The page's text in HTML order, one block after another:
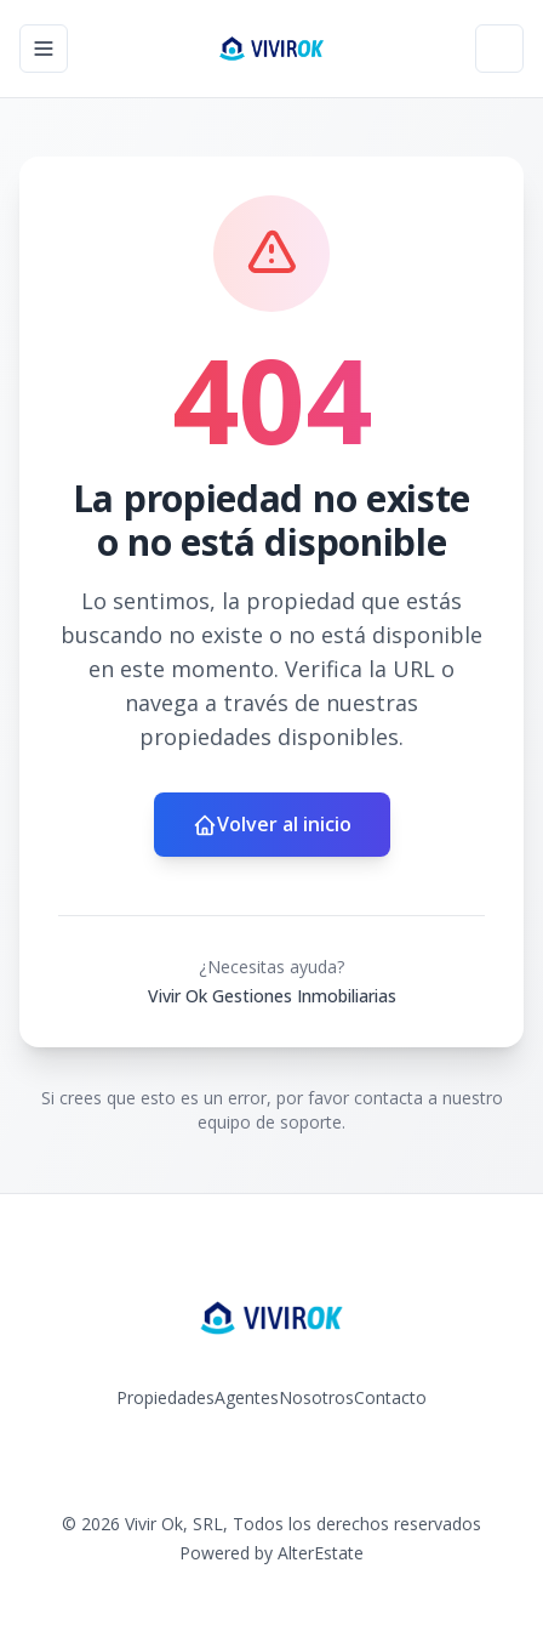
Toggle navigation menu
404
La propiedad no existe
o no está disponible
Lo sentimos, la propiedad que estás
buscando no existe o no está disponible
en este momento. Verifica la URL o
navega a través de nuestras
propiedades disponibles.
Volver al inicio
¿Necesitas ayuda?
Vivir Ok Gestiones Inmobiliarias
Si crees que esto es un error, por favor contacta a nuestro
equipo de soporte.
PropiedadesAgentesNosotrosContacto
© 2026 Vivir Ok, SRL, Todos los derechos reservados
Powered by AlterEstate